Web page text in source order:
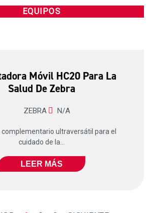
EQUIPOS
Móvil HC20 Para La
Salud De Zebra
ZEBRA N/A
complementario ultraversátil para el
cuidado de la...
LEER MÁS